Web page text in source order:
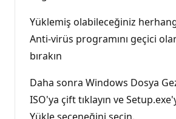
Yüklemiş olabileceğiniz
Anti-virüs programını geçici
bırakın
Daha sonra Windows Dosya
ISO'ya çift tıklayın ve
Yükle seçeneğini seçin.